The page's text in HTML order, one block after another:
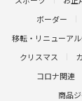
ボーダー
移転・リニューア
クリスマス
コロナ関連
商品